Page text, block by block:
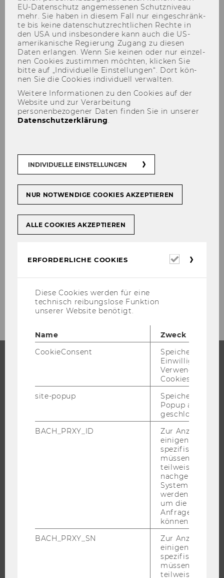
Ger­man Trans­la­ti­on
Einsatz-​ und Ab­lauf­pla­nung
Ca­te­go­ry
Short De­scrip­ti­on
Spe­ci­fi­ca­ti­ons on how to de­ploy avail­able sup­
plies to sa­tis­fy de­mand re­qui­re­ments.
[vgl.
academic1.csuo­hio.edu/gart­ner/re­se­
arch/ras/88600/88697/88697.html
WARUM WU?
INTERNATIONALE UND INCOMING EXCHANGE STUDIERENDE
ANGEBOTE FÜR SCHULEN UND STUDIENINTERESSIERTE
EU-​Datenschutz an­ge­mes­se­nen Schutz­ni­veau
mehr. Sie haben in die­sem Fall nur ein­ge­schränk­
te bis keine da­ten­schutz­recht­li­chen Rech­te in
den USA und ins­be­son­de­re kann auch die US-​
amerikanische Re­gie­rung Zu­gang zu die­sen
Daten er­lan­gen. Wenn Sie kei­nen oder nur ein­zel­
nen Coo­kies zu­stim­men möch­ten, kli­cken Sie
bitte auf „In­di­vi­du­el­le Ein­stel­lun­gen“. Dort kön­
nen Sie die Coo­kies in­di­vi­du­ell ver­wal­ten.
Weitere Informationen zu den Cookies auf der
Website und zur Verarbeitung
personenbezogener Daten finden Sie in unserer
Datenschutzerklärung.
INDIVIDUELLE EINSTELLUNGEN
NUR NOTWENDIGE COOKIES AKZEPTIEREN
ALLE COOKIES AKZEPTIEREN
ERFORDERLICHE COOKIES
Diese Cookies werden für eine
technisch reibungslose Funktion
unserer Website benötigt.
Name
Zweck
CookieConsent
Speichert Ihre
Einwilligung zur
Verwendung von
Cookies.
site-popup
Speichert ob ein
Popup
geschlossen
BACH_PRXY_ID
Zur Anzeige von
einigen WU-
spezifischen
müssen
teilweise von
nachgelagerten
System
werden.
um die Antwort
Anfrage
können.
BACH_PRXY_SN
Zur Anzeige von
einigen WU-
spezifischen
müssen
teilweise von